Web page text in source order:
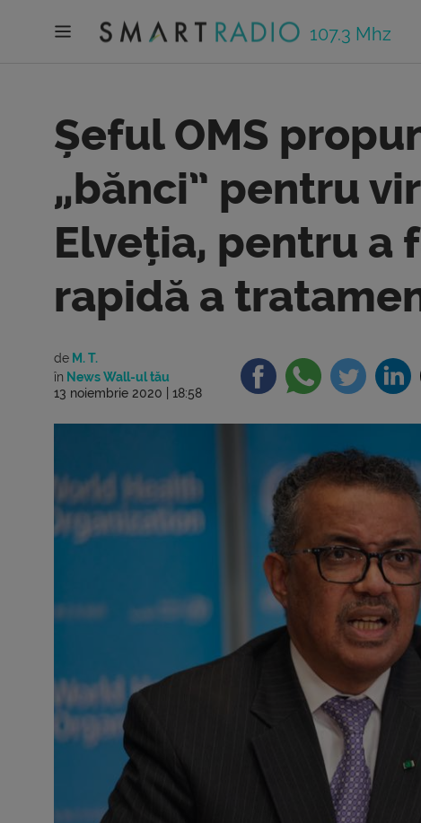
107.3 Mhz
Șeful OMS
„bănci” pentru
Elveția, pentru a
rapidă a
de M. T.
în News Wall-ul tău
13 noiembrie 2020 | 18:58